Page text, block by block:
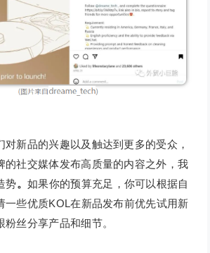
对新品的兴趣以及触达到更多的受众，
的社交媒体发布高质量的内容之外，我
势。如果你的预算充足，你可以根据自
一些优质KOL在新品发布前优先试用新
丝分享产品和细节。